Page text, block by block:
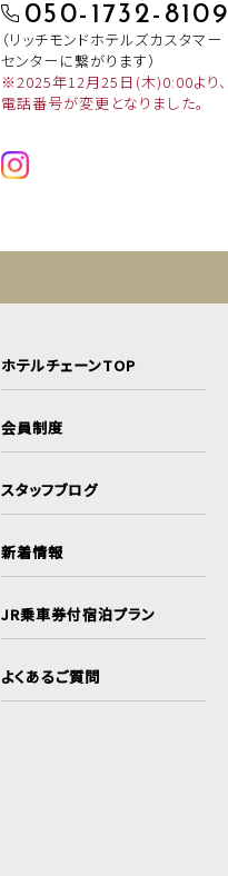
050-1732-8109
（リッチモンドホテルズカスタマー
センターに繋がります）
※2025年12月25日(木)0:00より、
電話番号が変更となりました。
ホテルチェーンTOP
会員制度
スタッフブログ
新着情報
JR乗車券付宿泊プラン
よくあるご質問